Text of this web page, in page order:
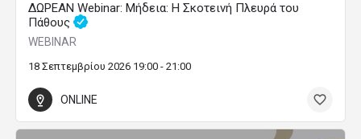
ΔΩΡΕΑΝ Webinar: Μήδεια: Η Σκοτεινή Πλευρά του
Πάθους
WEBINAR
18 Σεπτεμβρίου 2026 19:00 - 21:00
ONLINE